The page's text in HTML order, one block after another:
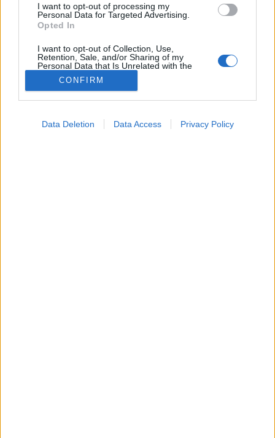
I want to opt-out of processing my
Personal Data for Targeted Advertising.
Opted In
I want to opt-out of Collection, Use,
Retention, Sale, and/or Sharing of my
Personal Data that Is Unrelated with the
Purposes for which it was collected.
Opted Out
I want to allow Google to enable storage
CONFIRM
Data Deletion Data Access Privacy Policy